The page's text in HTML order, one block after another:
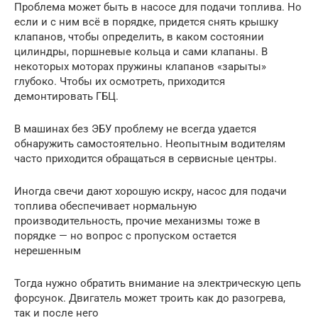
Проблема может быть в насосе для подачи топлива. Но
если и с ним всё в порядке, придется снять крышку
клапанов, чтобы определить, в каком состоянии
цилиндры, поршневые кольца и сами клапаны. В
некоторых моторах пружины клапанов «зарыты»
глубоко. Чтобы их осмотреть, приходится
демонтировать ГБЦ.
В машинах без ЭБУ проблему не всегда удается
обнаружить самостоятельно. Неопытным водителям
часто приходится обращаться в сервисные центры.
Иногда свечи дают хорошую искру, насос для подачи
топлива обеспечивает нормальную
производительность, прочие механизмы тоже в
порядке — но вопрос с пропуском остается
нерешенным
Тогда нужно обратить внимание на электрическую цепь
форсунок. Двигатель может троить как до разогрева,
так и после него